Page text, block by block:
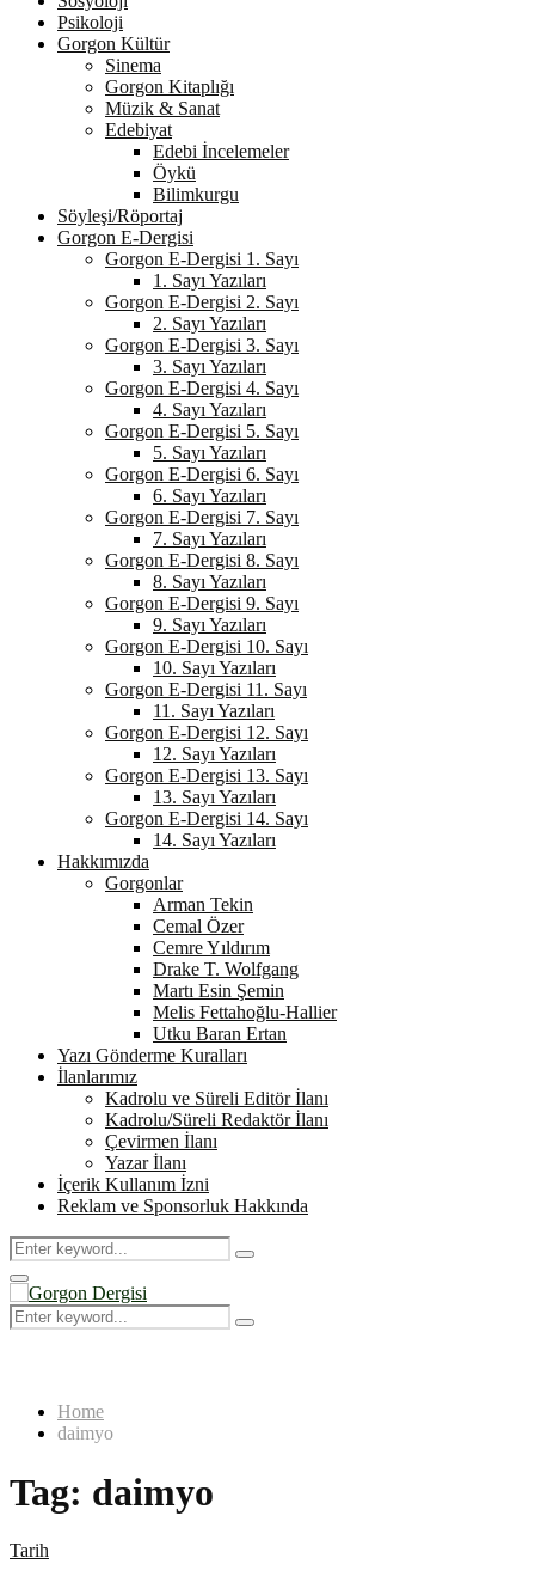
Psikoloji
Gorgon Kültür
Sinema
Gorgon Kitaplığı
Müzik & Sanat
Edebiyat
Edebi İncelemeler
Öykü
Bilimkurgu
Söyleşi/Röportaj
Gorgon E-Dergisi
Gorgon E-Dergisi 1. Sayı
1. Sayı Yazıları
Gorgon E-Dergisi 2. Sayı
2. Sayı Yazıları
Gorgon E-Dergisi 3. Sayı
3. Sayı Yazıları
Gorgon E-Dergisi 4. Sayı
4. Sayı Yazıları
Gorgon E-Dergisi 5. Sayı
5. Sayı Yazıları
Gorgon E-Dergisi 6. Sayı
6. Sayı Yazıları
Gorgon E-Dergisi 7. Sayı
7. Sayı Yazıları
Gorgon E-Dergisi 8. Sayı
8. Sayı Yazıları
Gorgon E-Dergisi 9. Sayı
9. Sayı Yazıları
Gorgon E-Dergisi 10. Sayı
10. Sayı Yazıları
Gorgon E-Dergisi 11. Sayı
11. Sayı Yazıları
Gorgon E-Dergisi 12. Sayı
12. Sayı Yazıları
Gorgon E-Dergisi 13. Sayı
13. Sayı Yazıları
Gorgon E-Dergisi 14. Sayı
14. Sayı Yazıları
Hakkımızda
Gorgonlar
Arman Tekin
Cemal Özer
Cemre Yıldırım
Drake T. Wolfgang
Martı Esin Şemin
Melis Fettahoğlu-Hallier
Utku Baran Ertan
Yazı Gönderme Kuralları
İlanlarımız
Kadrolu ve Süreli Editör İlanı
Kadrolu/Süreli Redaktör İlanı
Çevirmen İlanı
Yazar İlanı
İçerik Kullanım İzni
Reklam ve Sponsorluk Hakkında
Search
for:
Search
Primary
Menu
Search
for:
Search
Home
daimyo
Tag: daimyo
Tarih